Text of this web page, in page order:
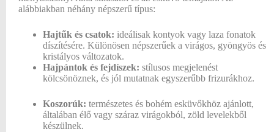
alábbiakban néhány népszerű típus:
Hajtűk és csatok: ideálisak kontyok vagy laza fonatok
díszítésére. Különösen népszerűek a virágos, gyöngyös és
kristályos változatok.
Hajpántok és fejdíszek: stílusos megjelenést
kölcsönöznek, és jól mutatnak egyszerűbb frizurákhoz.
Koszorúk: természetes és bohém esküvőkhöz ajánlott,
általában élő vagy száraz virágokból, zöld levelekből
készülnek.